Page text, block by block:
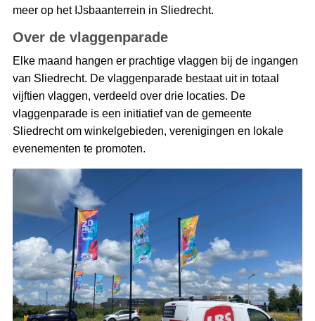
meer op het IJsbaanterrein in Sliedrecht.
Over de vlaggenparade
Elke maand hangen er prachtige vlaggen bij de ingangen
van Sliedrecht. De vlaggenparade bestaat uit in totaal
vijftien vlaggen, verdeeld over drie locaties. De
vlaggenparade is een initiatief van de gemeente
Sliedrecht om winkelgebieden, verenigingen en lokale
evenementen te promoten.